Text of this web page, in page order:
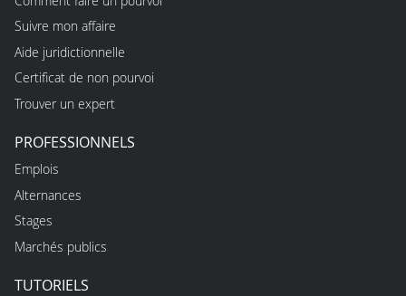
Suivre mon affaire
Aide juridictionnelle
Certificat de non pourvoi
Trouver un expert
PROFESSIONNELS
Emplois
Alternances
Stages
Marchés publics
TUTORIELS